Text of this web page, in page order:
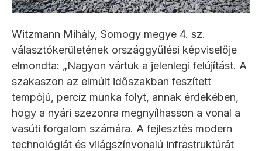
Witzmann Mihály, Somogy megye 4. sz.
választókerületének országgyűlési képviselője
elmondta: „Nagyon vártuk a jelenlegi felújítást. A
szakaszon az elmúlt időszakban feszített
tempójú, percíz munka folyt, annak érdekében,
hogy a nyári szezonra megnyílhasson a vonal a
vasúti forgalom számára. A fejlesztés modern
technológiát és világszínvonalú infrastruktúrát